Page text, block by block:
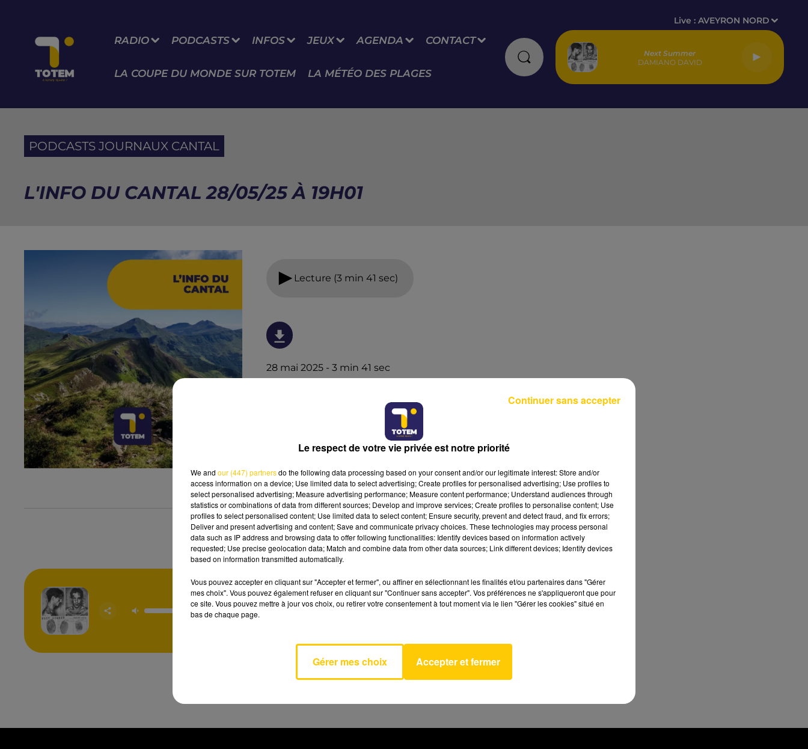
RADIO PODCASTS INFOS JEUX AGENDA CONTACT
LA COUPE DU MONDE SUR TOTEM LA MÉTÉO DES PLAGES
Live :AVEYRON NORD
Next Summer
DAMIANO DAVID
PODCASTS JOURNAUX CANTAL
L'INFO DU CANTAL 28/05/25 À 19H01
Lecture (3 min 41 sec)
28 mai 2025 - 3 min 41 sec
Ecoutez sur Totem l'information dans le Cantal, le pays
de Brioude et Issoire avec les reportages de nos
journalistes sur le terrain .
Next Summer
DAMIANO DAVID
AVEYRON NORD
Le respect de votre vie privée est notre priorité
We and our (447) partnersdo the following data processing based on your consent and/or our legitimate interest: Store and/or
access information on a device; Use limited data to select advertising; Create profiles for personalised advertising; Use profiles to
select personalised advertising; Measure advertising performance; Measure content performance; Understand audiences through
statistics or combinations of data from different sources; Develop and improve services; Create profiles to personalise content; Use
profiles to select personalised content; Use limited data to select content; Ensure security, prevent and detect fraud, and fix errors;
Deliver and present advertising and content; Save and communicate privacy choices. These technologies may process personal
data such as IP address and browsing data to offer following functionalities: Identify devices based on information actively
requested; Use precise geolocation data; Match and combine data from other data sources; Link different devices; Identify devices
based on information transmitted automatically.
Vous pouvez accepter en cliquant sur "Accepter et fermer", ou affiner en sélectionnant les finalités et/ou partenaires dans "Gérer
mes choix". Vous pouvez également refuser en cliquant sur "Continuer sans accepter". Vos préférences ne s'appliqueront que pour
ce site. Vous pouvez mettre à jour vos choix, ou retirer votre consentement à tout moment via le lien "Gérer les cookies" situé en
bas de chaque page.
Gérer mes choix Accepter et fermer
Continuer sans accepter